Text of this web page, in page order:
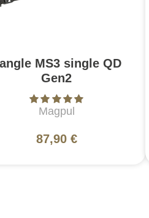
MS3 single QD
Gen2
Magpul
87,90 €